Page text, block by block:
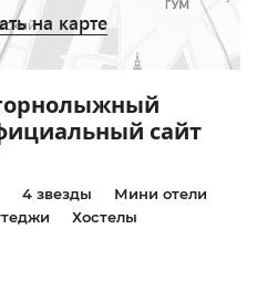
на карте
сайт
4 звезды
Мини отели
Хостелы